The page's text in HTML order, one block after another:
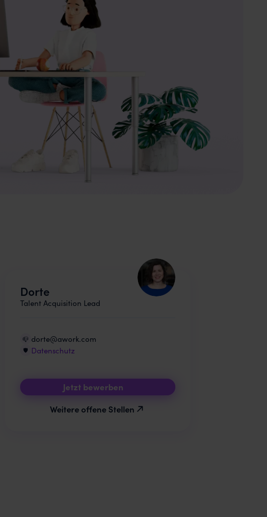
Dorte
Talent Acquisition Lead
📪 dorte@awork.com
🛡️ Datenschutz
Jetzt bewerben
Weitere offene Stellen